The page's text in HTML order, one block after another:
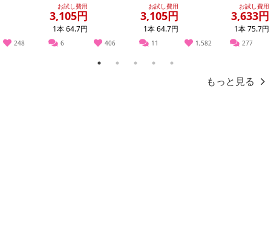
また、[新たな加工食品の原料原産地表示制度]の経過措置期間の終
了により、商品詳細内に記載の原産国・原材料の表記が旧表記の場
合がございます。
あらかじめご了承いただいた上でお申込みください。なお、本理由
によるお申込み後のキャンセル・返品交換は対応いたしかねます。
お試し費用
3,105円
1本 64.7円
248 6
お試し費用
3,105円
1本 64.7円
406 11
お試し費用
3,633円
1本 75.7円
1,582 277
1 2 3 4 5
もっと見る